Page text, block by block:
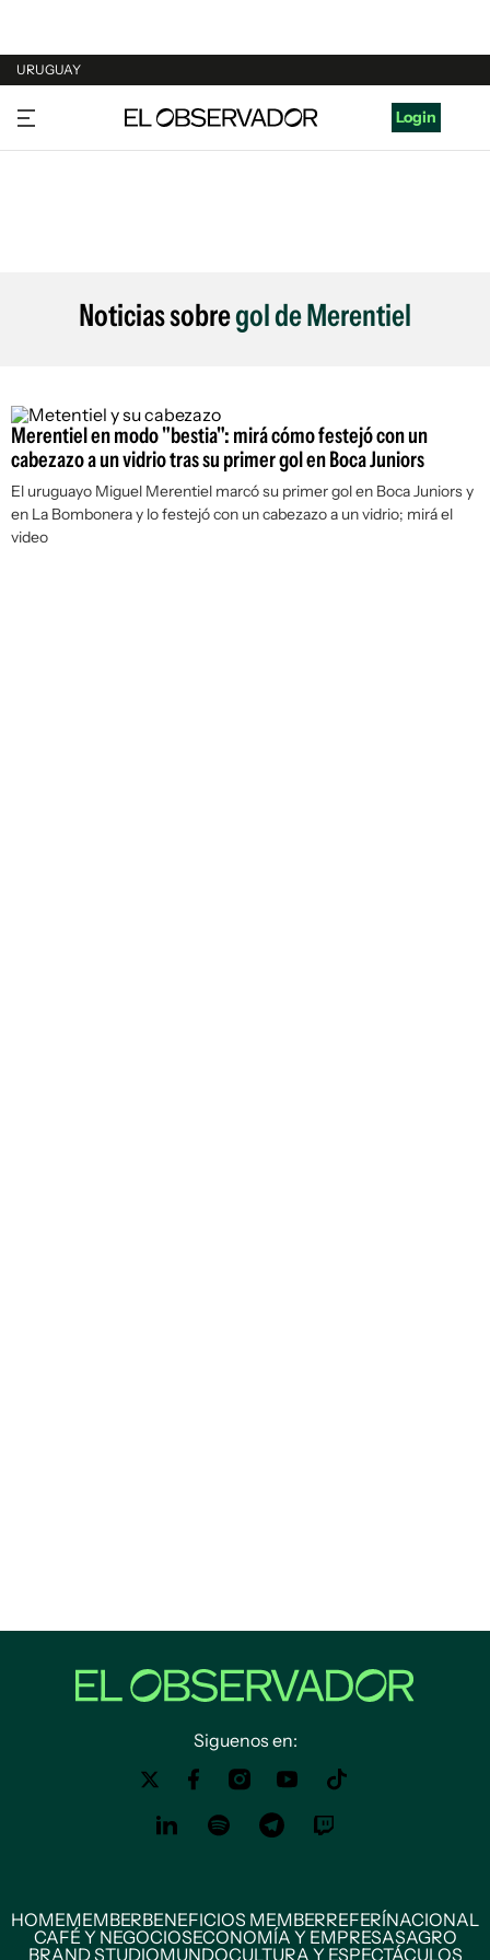
URUGUAY
URUGUAY
ARGENTINA
Login
Noticias sobregol de Merentiel
Merentiel en modo "bestia": mirá cómo festejó con un
cabezazo a un vidrio tras su primer gol en Boca Juniors
El uruguayo Miguel Merentiel marcó su primer gol en Boca Juniors y
en La Bombonera y lo festejó con un cabezazo a un vidrio; mirá el
video
Siguenos en:
HOMEMEMBERBENEFICIOS MEMBERREFERÍNACIONAL
CAFÉ Y NEGOCIOSECONOMÍA Y EMPRESASAGRO
BRAND STUDIOMUNDOCULTURA Y ESPECTÁCULOS